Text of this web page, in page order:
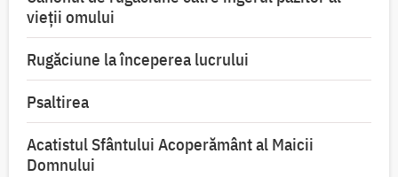
vieții omului
Rugăciune la începerea lucrului
Psaltirea
Acatistul Sfântului Acoperământ al Maicii
Domnului